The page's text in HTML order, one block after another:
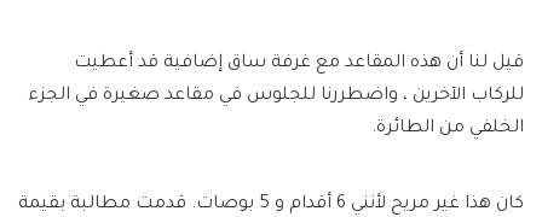
قيل لنا أن هذه المقاعد مع غرفة ساق إضافية قد أعطيت
للركاب الآخرين ، واضطررنا للجلوس في مقاعد صغيرة في الجزء
الخلفي من الطائرة.
كان هذا غير مريح لأنني 6 أقدام و 5 بوصات. قدمت مطالبة بقيمة